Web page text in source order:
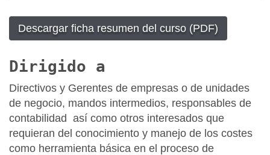
Descargar ficha resumen del curso (PDF)
Dirigido a
Directivos y Gerentes de empresas o de unidades
de negocio, mandos intermedios, responsables de
contabilidad así como otros interesados que
requieran del conocimiento y manejo de los costes
como herramienta básica en el proceso de